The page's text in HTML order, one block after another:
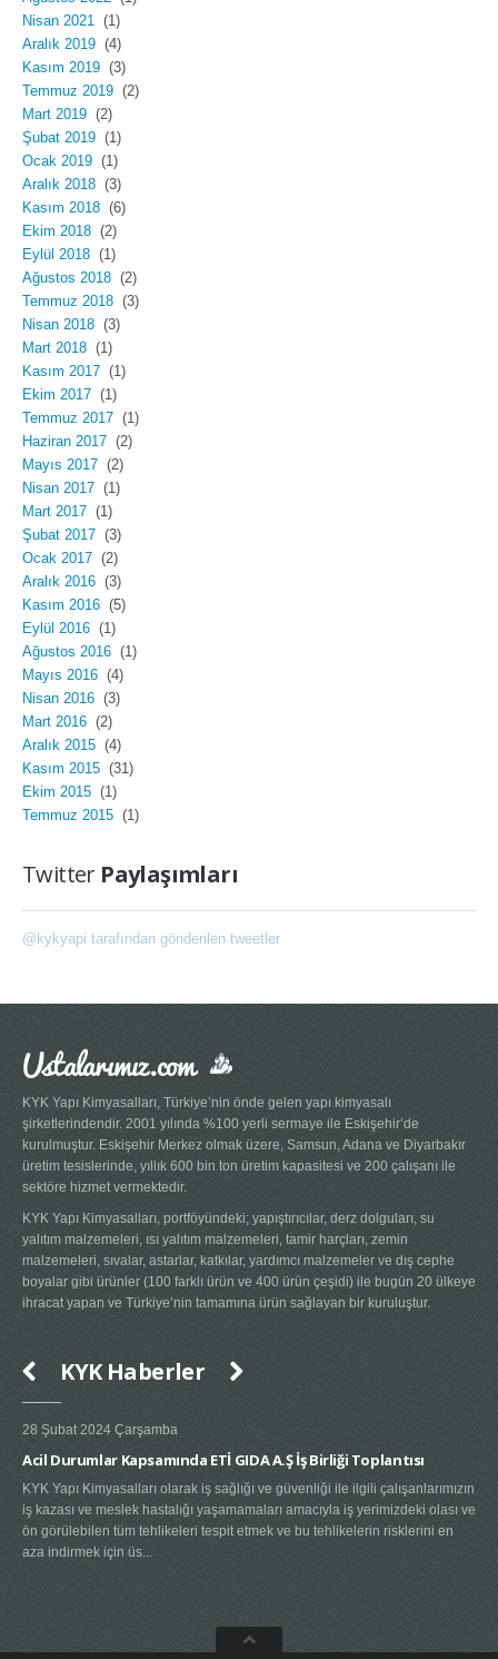
Nisan 2021 (1)
Aralık 2019 (4)
Kasım 2019 (3)
Temmuz 2019 (2)
Mart 2019 (2)
Şubat 2019 (1)
Ocak 2019 (1)
Aralık 2018 (3)
Kasım 2018 (6)
Ekim 2018 (2)
Eylül 2018 (1)
Ağustos 2018 (2)
Temmuz 2018 (3)
Nisan 2018 (3)
Mart 2018 (1)
Kasım 2017 (1)
Ekim 2017 (1)
Temmuz 2017 (1)
Haziran 2017 (2)
Mayıs 2017 (2)
Nisan 2017 (1)
Mart 2017 (1)
Şubat 2017 (3)
Ocak 2017 (2)
Aralık 2016 (3)
Kasım 2016 (5)
Eylül 2016 (1)
Ağustos 2016 (1)
Mayıs 2016 (4)
Nisan 2016 (3)
Mart 2016 (2)
Aralık 2015 (4)
Kasım 2015 (31)
Ekim 2015 (1)
Temmuz 2015 (1)
TwitterPaylaşımları
@kykyapi tarafından gönderilen tweetler
Ustalarımız.com
KYK Yapı Kimyasalları, Türkiye’nin önde gelen yapı kimyasalı
şirketlerindendir. 2001 yılında %100 yerli sermaye ile Eskişehir’de
kurulmuştur. Eskişehir Merkez olmak üzere, Samsun, Adana ve Diyarbakır
üretim tesislerinde, yıllık 600 bin ton üretim kapasitesi ve 200 çalışanı ile
sektöre hizmet vermektedir.
KYK Yapı Kimyasalları, portföyündeki; yapıştırıcılar, derz dolguları, su
yalıtım malzemeleri, ısı yalıtım malzemeleri, tamir harçları, zemin
malzemeleri, sıvalar, astarlar, katkılar, yardımcı malzemeler ve dış cephe
boyalar gibi ürünler (100 farklı ürün ve 400 ürün çeşidi) ile bugün 20 ülkeye
ihracat yapan ve Türkiye’nin tamamına ürün sağlayan bir kuruluştur.
KYK Haberler
28 Şubat 2024 Çarşamba
Acil Durumlar Kapsamında ETİ GIDA A.Ş İş Birliği Toplantısı
KYK Yapı Kimyasalları olarak iş sağlığı ve güvenliği ile ilgili çalışanlarımızın
iş kazası ve meslek hastalığı yaşamamaları amacıyla iş yerimizdeki olası ve
ön görülebilen tüm tehlikeleri tespit etmek ve bu tehlikelerin risklerini en
aza indirmek için üs...
20